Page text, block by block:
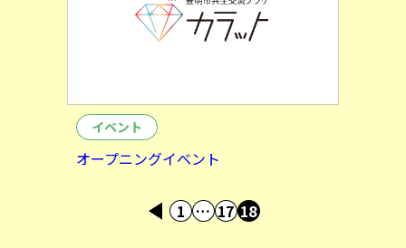
イベント
オープニングイベント
< 1 … 17 18